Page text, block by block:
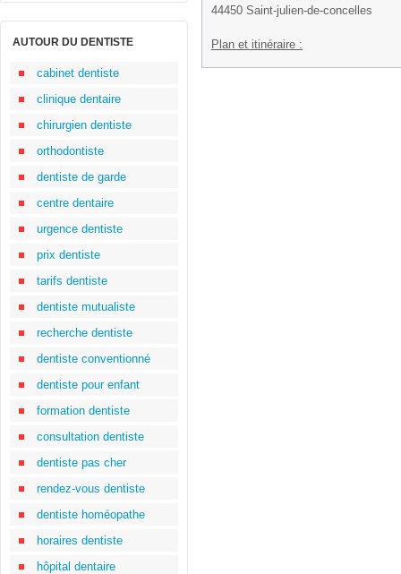
AUTOUR DU DENTISTE
cabinet dentiste
clinique dentaire
chirurgien dentiste
orthodontiste
dentiste de garde
centre dentaire
urgence dentiste
prix dentiste
tarifs dentiste
dentiste mutualiste
recherche dentiste
dentiste conventionné
dentiste pour enfant
formation dentiste
consultation dentiste
dentiste pas cher
rendez-vous dentiste
dentiste homéopathe
horaires dentiste
hôpital dentaire
44450 Saint-julien-de-concelles
Plan et itinéraire :